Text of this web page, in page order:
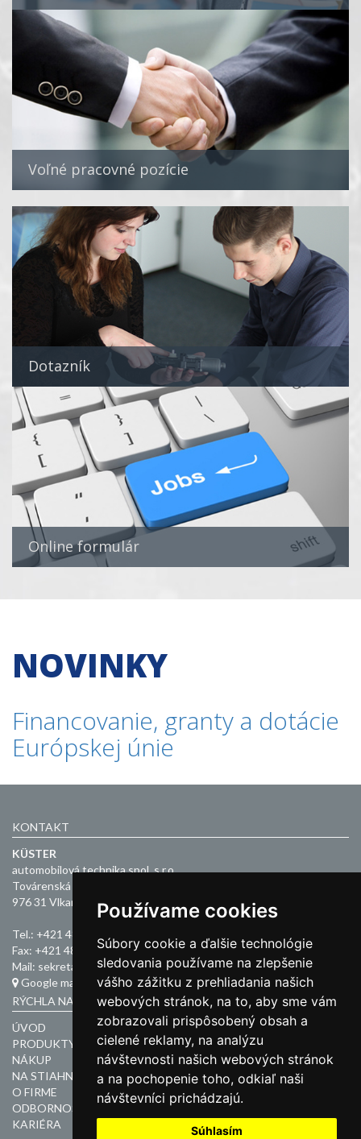
Používame cookies
Súbory cookie a ďalšie technológie
sledovania používame na zlepšenie
vášho zážitku z prehliadania našich
webových stránok, na to, aby sme vám
zobrazovali prispôsobený obsah a
cielené reklamy, na analýzu
návštevnosti našich webových stránok
a na pochopenie toho, odkiaľ naši
návštevníci prichádzajú.
Súhlasím
Voľné pracovné pozície
Dotazník
Online formulár
NOVINKY
Financovanie, granty a dotácie
Európskej únie
KONTAKT
KÜSTER
automobilová technika spol. s r.o.
Továrenská 1
976 31 Vlkanová
Tel.: +421 48 4365 111
Fax: +421 48 4188 263
Mail: sekretariat@kuester.sk
Google mapa
RÝCHLA NAVIGÁCIA
ÚVOD
PRODUKTY
NÁKUP
NA STIAHNUTIE
O FIRME
ODBORNOSŤ
KARIÉRA